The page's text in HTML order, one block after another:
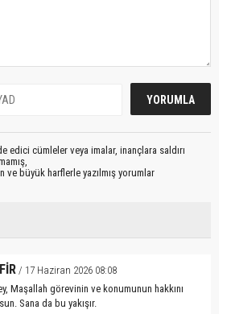
edici cümleler veya imalar, inançlara saldırı
ve büyük harflerle yazılmış yorumlar
/ 17 Haziran 2026 08:08
Maşallah görevinin ve konumunun hakkını
Sana da bu yakışır.